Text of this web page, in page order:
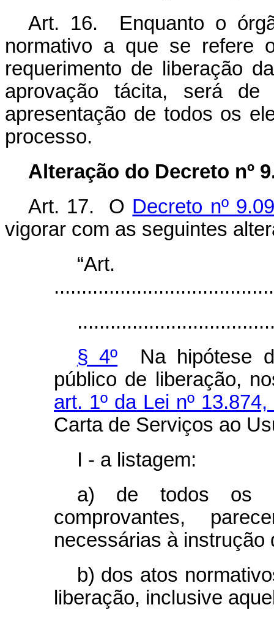
Art. 16. Enquanto o
normativo a que se refere
requerimento de liberação
aprovação tácita, será
apresentação de todos os
processo.
Alteração do Decreto nº
Art. 17. O Decreto nº
vigorar com as
§ 4º Na hipótese
público de liberação,
art. 1º da Lei nº
Carta de Serviços ao
I - a listagem:
a) de todos os
comprovantes,
necessárias à instrução
b) dos atos
liberação, inclusive